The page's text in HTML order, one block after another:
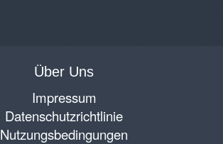
Über Uns
Impressum
Datenschutzrichtlinie
Nutzungsbedingungen